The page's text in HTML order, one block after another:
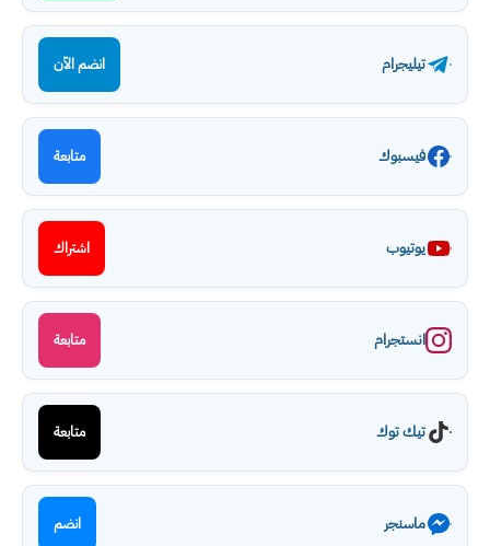
تيليجرام انضم الآن
فيسبوك متابعة
يوتيوب اشتراك
انستجرام متابعة
تيك توك متابعة
ماسنجر انضم